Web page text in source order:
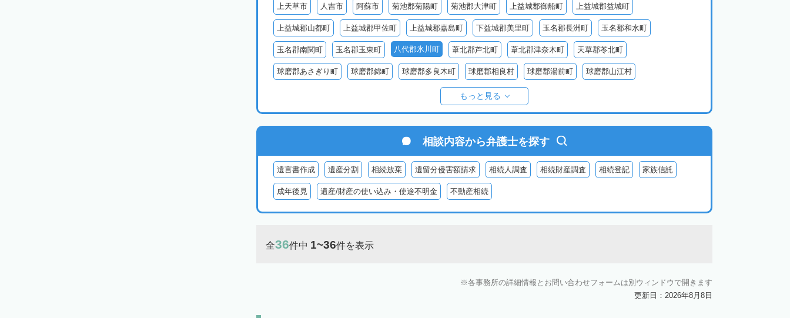
上天草市 人吉市 阿蘇市 菊池郡菊陽町 菊池郡大津町 上益城郡御船町 上益城郡益城町
上益城郡山都町 上益城郡甲佐町 上益城郡嘉島町 下益城郡美里町 玉名郡長洲町 玉名郡和水町
玉名郡南関町 玉名郡玉東町 八代郡氷川町 葦北郡芦北町 葦北郡津奈木町 天草郡苓北町
球磨郡あさぎり町 球磨郡錦町 球磨郡多良木町 球磨郡相良村 球磨郡湯前町 球磨郡山江村
阿蘇郡南阿蘇村
阿蘇郡南小国町 阿蘇郡産山村
もっと見る
相談内容から弁護士を探す
遺言書作成 遺産分割 相続放棄 遺留分侵害額請求 相続人調査 相続財産調査 相続登記 家族信託
成年後見 遺産/財産の使い込み・使途不明金 不動産相続
全36件中 1~36件を表示
各事務所の詳細情報とお問い合わせフォームは別ウィンドウで開きます
更新日：2026年8月8日